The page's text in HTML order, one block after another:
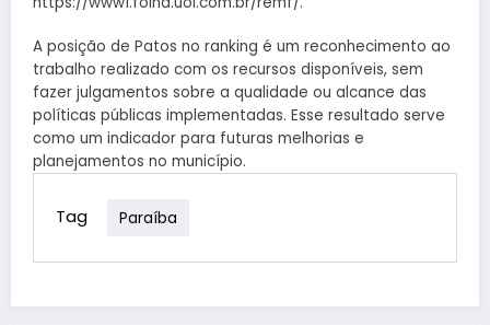
A posição de Patos no ranking é um reconhecimento ao
trabalho realizado com os recursos disponíveis, sem
fazer julgamentos sobre a qualidade ou alcance das
políticas públicas implementadas. Esse resultado serve
como um indicador para futuras melhorias e
planejamentos no município.
Tag Paraíba